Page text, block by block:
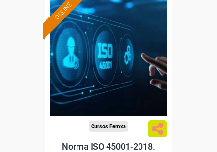
ONLINE
Formación 100%
subvencionada.
Para desempleados,
trabajadores y autónomos.
Sector
-Industria Química.
Cursos Femxa
Norma ISO 45001-2018.